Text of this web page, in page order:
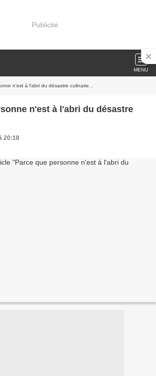
Publicité
MENU
n'est à l'abri du désastre culinaire...
n'est à l'abri du désastre
20:18